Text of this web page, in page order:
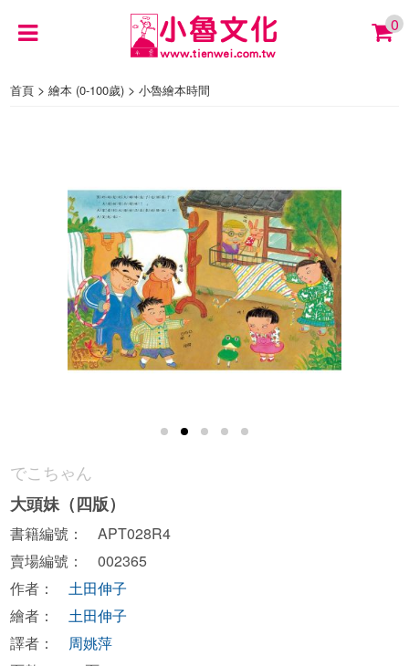
0
首頁 >繪本 (0-100歲) >小魯繪本時間
でこちゃん
大頭妹（四版）
書籍編號： APT028R4
賣場編號： 002365
作者： 土田伸子
繪者： 土田伸子
譯者： 周姚萍